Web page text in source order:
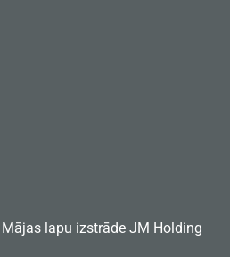
Mājas lapu izstrāde JM Holding